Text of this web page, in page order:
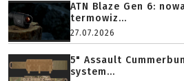
ATN Blaze Gen 6:
termowiz...
27.07.2026
5" Assault
system...